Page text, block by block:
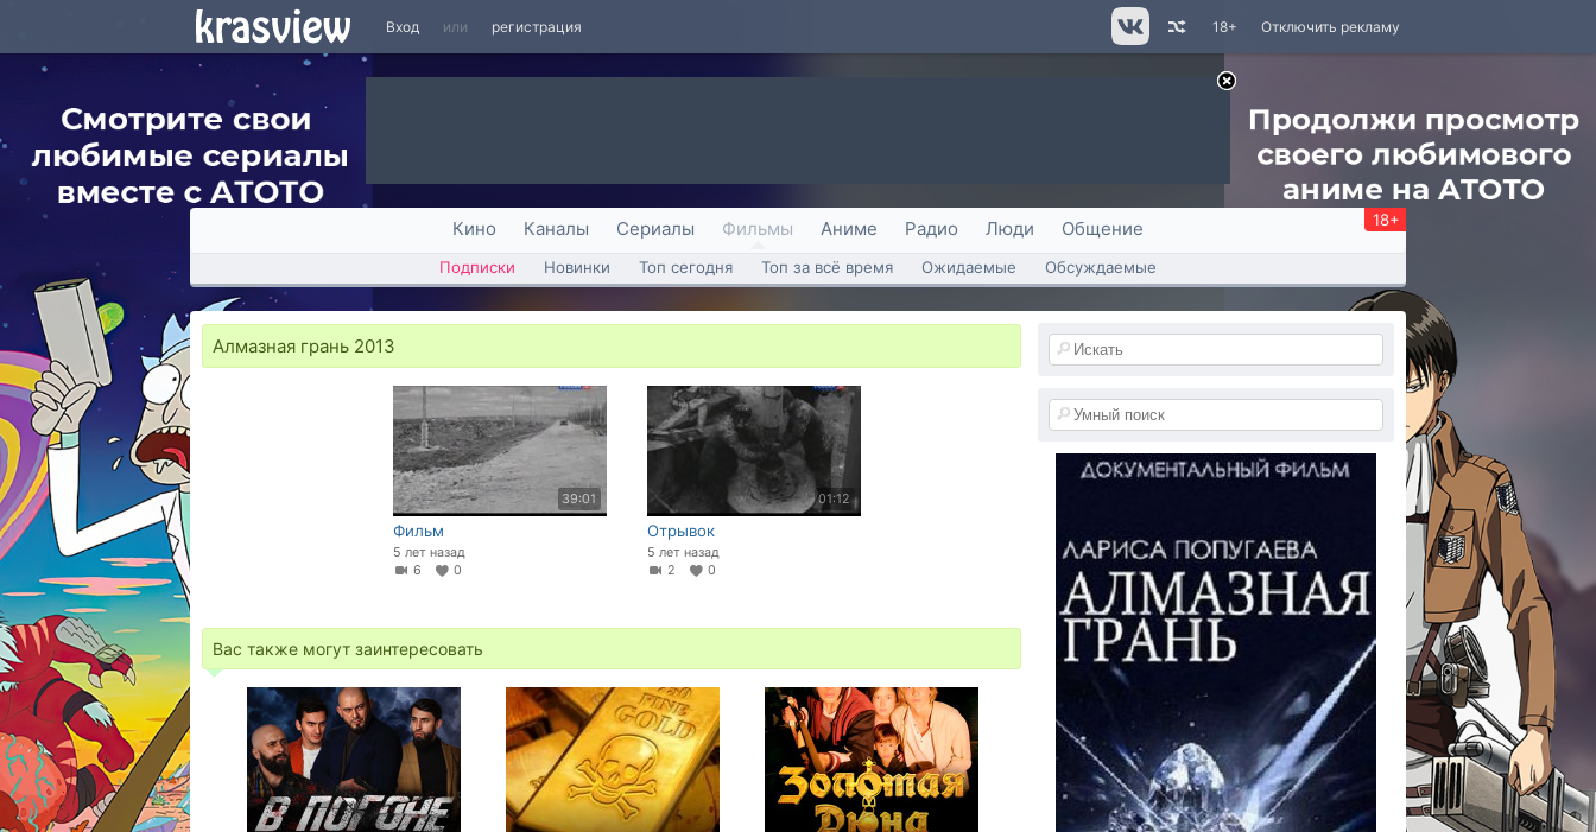
Вход или регистрация Отключить рекламу
18+
Кино Каналы Сериалы Фильмы Аниме Радио Люди Общение 18+
Подписки Новинки Топ сегодня Топ за всё время Ожидаемые Обсуждаемые
Алмазная грань 2013
39:01
Фильм
5 лет назад
6
0
01:12
Отрывок
5 лет назад
2
0
Вас также могут заинтересовать